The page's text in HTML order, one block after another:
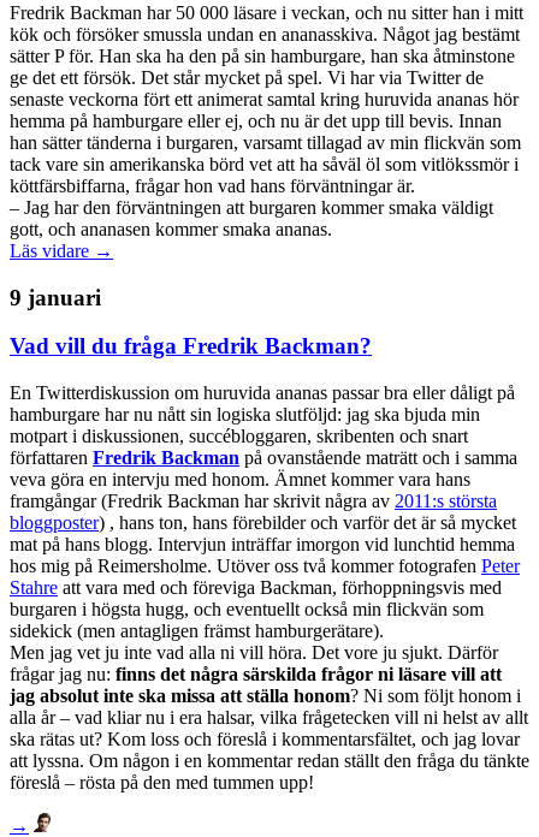
Fredrik Backman har 50 000 läsare i veckan, och nu sitter han i mitt
kök och försöker smussla undan en ananasskiva. Något jag bestämt
sätter P för. Han ska ha den på sin hamburgare, han ska åtminstone
ge det ett försök. Det står mycket på spel. Vi har via Twitter de
senaste veckorna fört ett animerat samtal kring huruvida ananas hör
hemma på hamburgare eller ej, och nu är det upp till bevis. Innan
han sätter tänderna i burgaren, varsamt tillagad av min flickvän som
tack vare sin amerikanska börd vet att ha såväl öl som vitlökssmör i
köttfärsbiffarna, frågar hon vad hans förväntningar är.
– Jag har den förväntningen att burgaren kommer smaka väldigt
gott, och ananasen kommer smaka ananas.
Läs vidare →
9 januari
Vad vill du fråga Fredrik Backman?
En Twitterdiskussion om huruvida ananas passar bra eller dåligt på
hamburgare har nu nått sin logiska slutföljd: jag ska bjuda min
motpart i diskussionen, succébloggaren, skribenten och snart
författaren Fredrik Backman på ovanstående maträtt och i samma
veva göra en intervju med honom. Ämnet kommer vara hans
framgångar (Fredrik Backman har skrivit några av 2011:s största
bloggposter) , hans ton, hans förebilder och varför det är så mycket
mat på hans blogg. Intervjun inträffar imorgon vid lunchtid hemma
hos mig på Reimersholme. Utöver oss två kommer fotografen Peter
Stahre att vara med och föreviga Backman, förhoppningsvis med
burgaren i högsta hugg, och eventuellt också min flickvän som
sidekick (men antagligen främst hamburgerätare).
Men jag vet ju inte vad alla ni vill höra. Det vore ju sjukt. Därför
frågar jag nu: finns det några särskilda frågor ni läsare vill att
jag absolut inte ska missa att ställa honom? Ni som följt honom i
alla år – vad kliar nu i era halsar, vilka frågetecken vill ni helst av allt
ska rätas ut? Kom loss och föreslå i kommentarsfältet, och jag lovar
att lyssna. Om någon i en kommentar redan ställt den fråga du tänkte
föreslå – rösta på den med tummen upp!
→